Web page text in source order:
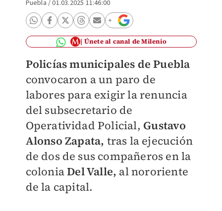
Puebla /01.03.2025 11:46:00
Únete al canal de Milenio
Policías municipales de Puebla
convocaron a un paro de
labores para exigir la renuncia
del subsecretario de
Operatividad Policial, Gustavo
Alonso Zapata, tras la ejecución
de dos de sus compañeros en la
coloniaDel Valle, al nororiente
de la capital.